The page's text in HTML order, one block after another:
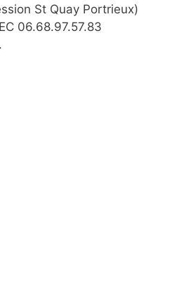
St Quay Portrieux)
06.68.97.57.83